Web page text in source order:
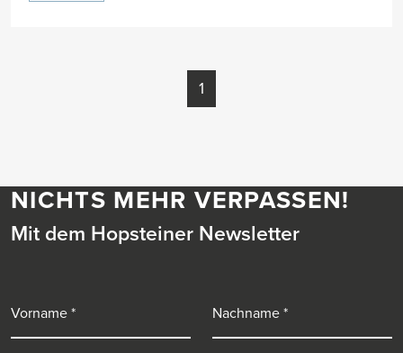
1
NICHTS MEHR VERPASSEN!
Mit dem Hopsteiner Newsletter